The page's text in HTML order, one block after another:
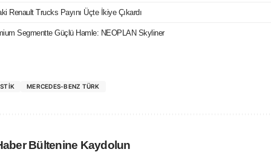
Renault Trucks Payını Üçte İkiye Çıkardı
Segmentte Güçlü Hamle: NEOPLAN Skyliner
MERCEDES-BENZ TÜRK
Bültenine Kaydolun